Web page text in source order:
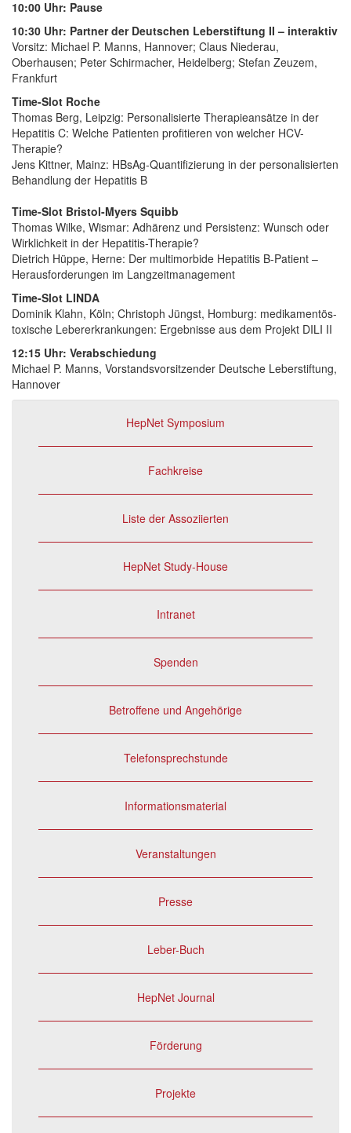
10:00 Uhr: Pause
10:30 Uhr: Partner der Deutschen Leberstiftung II – interaktiv
Vorsitz: Michael P. Manns, Hannover; Claus Niederau,
Oberhausen; Peter Schirmacher, Heidelberg; Stefan Zeuzem,
Frankfurt
Time-Slot Roche
Thomas Berg, Leipzig: Personalisierte Therapieansätze in der
Hepatitis C: Welche Patienten profitieren von welcher HCV-
Therapie?
Jens Kittner, Mainz: HBsAg-Quantifizierung in der personalisierten
Behandlung der Hepatitis B
Time-Slot Bristol-Myers Squibb
Thomas Wilke, Wismar: Adhärenz und Persistenz: Wunsch oder
Wirklichkeit in der Hepatitis-Therapie?
Dietrich Hüppe, Herne: Der multimorbide Hepatitis B-Patient –
Herausforderungen im Langzeitmanagement
Time-Slot LINDA
Dominik Klahn, Köln; Christoph Jüngst, Homburg: medikamentös-
toxische Lebererkrankungen: Ergebnisse aus dem Projekt DILI II
12:15 Uhr: Verabschiedung
Michael P. Manns, Vorstandsvorsitzender Deutsche Leberstiftung,
Hannover
HepNet Symposium
Fachkreise
Liste der Assoziierten
HepNet Study-House
Intranet
Spenden
Betroffene und Angehörige
Telefonsprechstunde
Informationsmaterial
Veranstaltungen
Presse
Leber-Buch
HepNet Journal
Förderung
Projekte